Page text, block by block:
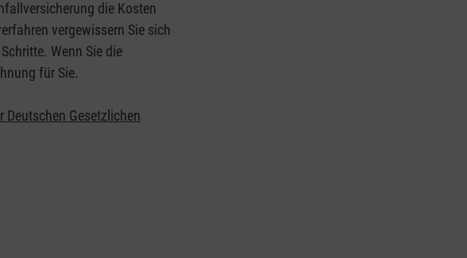
die Kosten
vergewissern Sie sich
Wenn Sie die
für Sie.
Gesetzlichen